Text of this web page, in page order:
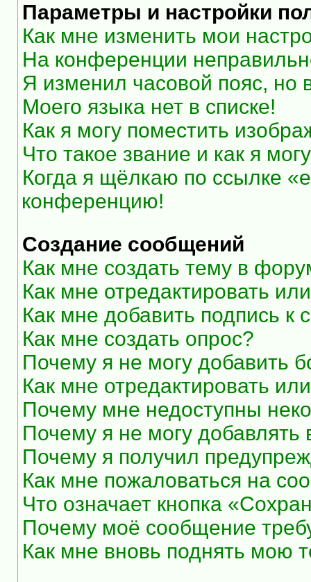
Параметры и настройки
Как мне изменить мои
На конференции
Я изменил часовой пояс, но
Моего языка нет в списке!
Как я могу поместить
Что такое звание и как я
Когда я щёлкаю по ссылке
конференцию!
Создание сообщений
Как мне создать тему в
Как мне отредактировать
Как мне добавить подпись
Как мне создать опрос?
Почему я не могу добавить
Как мне отредактировать
Почему мне недоступны
Почему я не могу добавлять
Почему я получил
Как мне пожаловаться на
Что означает кнопка
Почему моё сообщение
Как мне вновь поднять мою